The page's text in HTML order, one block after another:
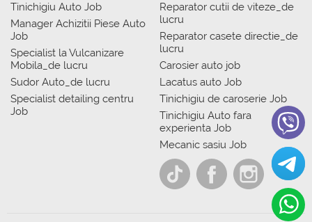
Tinichigiu Auto Job
Manager Achizitii Piese Auto
Job
Specialist la Vulcanizare
Mobila_de lucru
Sudor Auto_de lucru
Specialist detailing centru
Job
Reparator cutii de viteze_de
lucru
Reparator casete directie_de
lucru
Carosier auto job
Lacatus auto Job
Tinichigiu de caroserie Job
Tinichigiu Auto fara
experienta Job
Mecanic sasiu Job